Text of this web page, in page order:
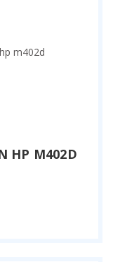
HP M402D